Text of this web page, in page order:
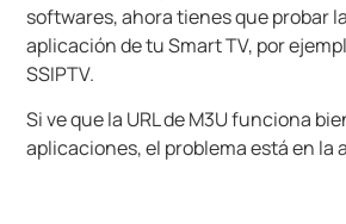
softwares, ahora tienes que probar
aplicación de tu Smart TV, por
SSIPTV.
Si ve que la URL de M3U funciona
aplicaciones, el problema está en la